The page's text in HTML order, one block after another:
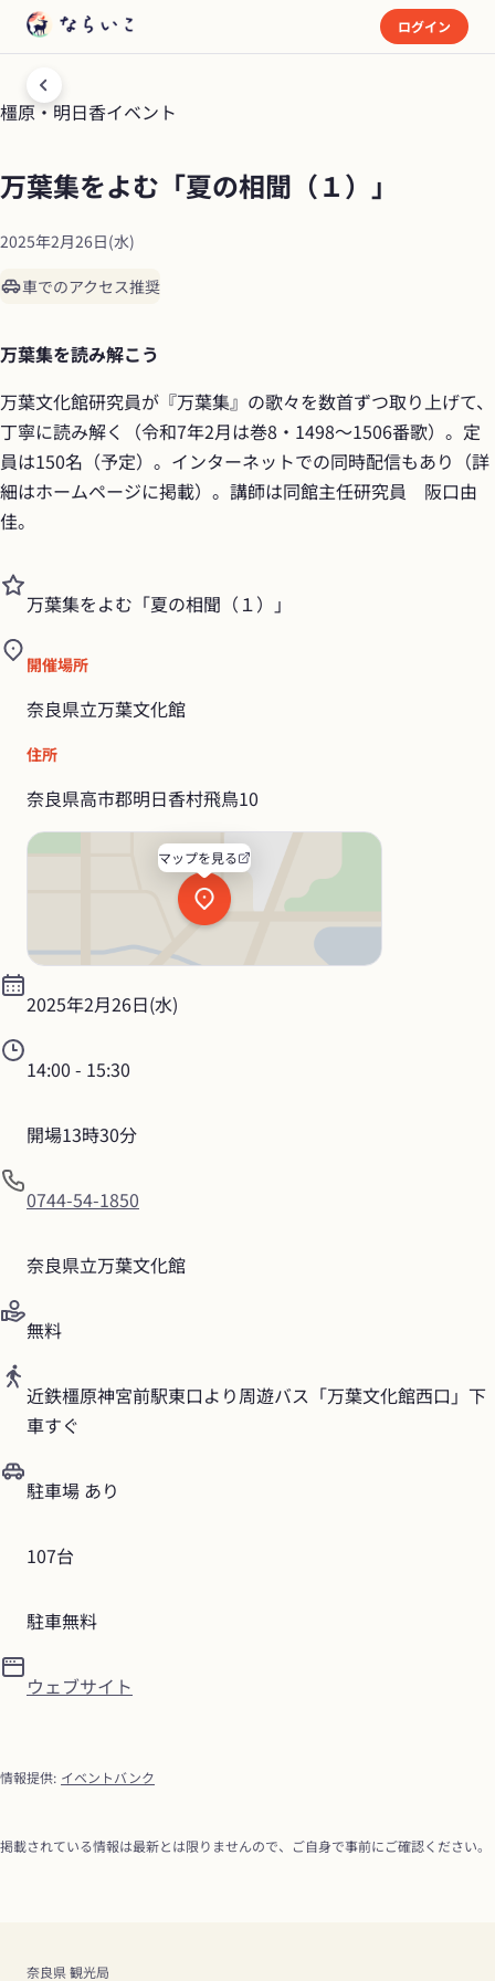
ログイン
橿原・明日香イベント
万葉集をよむ「夏の相聞（１）」
2025年2月26日(水)
車でのアクセス推奨
万葉集を読み解こう
万葉文化館研究員が『万葉集』の歌々を数首ずつ取り上げて、
丁寧に読み解く（令和7年2月は巻8・1498～1506番歌）。定
員は150名（予定）。インターネットでの同時配信もあり（詳
細はホームページに掲載）。講師は同館主任研究員　阪口由
佳。
万葉集をよむ「夏の相聞（１）」
開催場所
奈良県立万葉文化館
住所
奈良県高市郡明日香村飛鳥10
マップを見る
2025年2月26日(水)
14:00 - 15:30
開場13時30分
0744-54-1850
奈良県立万葉文化館
無料
近鉄橿原神宮前駅東口より周遊バス「万葉文化館西口」下
車すぐ
駐車場 あり
107台
駐車無料
ウェブサイト
情報提供: イベントバンク
掲載されている情報は最新とは限りませんので、ご自身で事前にご確認ください。
奈良県 観光局